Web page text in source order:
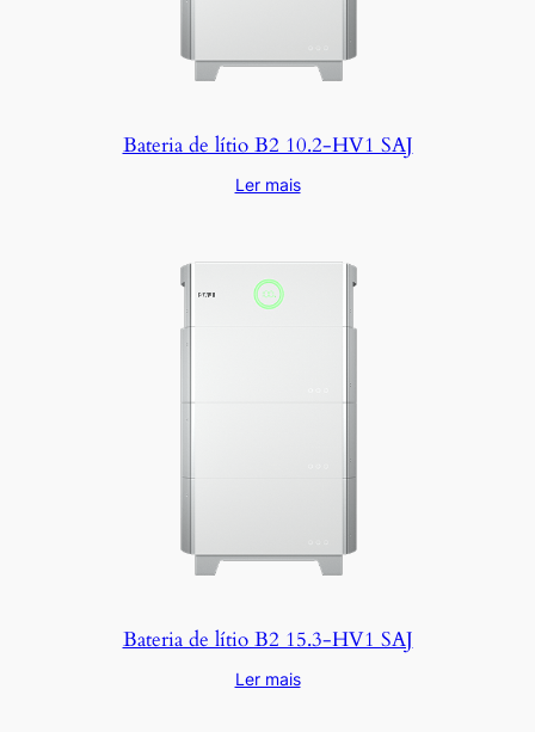
Bateria de lítio B2 10.2-HV1 SAJ
Ler mais
Bateria de lítio B2 15.3-HV1 SAJ
Ler mais